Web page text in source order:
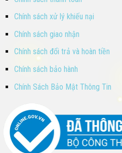
Chính sách xử lý khiếu nại
Chính sách giao nhận
Chính sách đổi trả và hoàn tiền
Chính sách bảo hành
Chính Sách Bảo Mật Thông Tin